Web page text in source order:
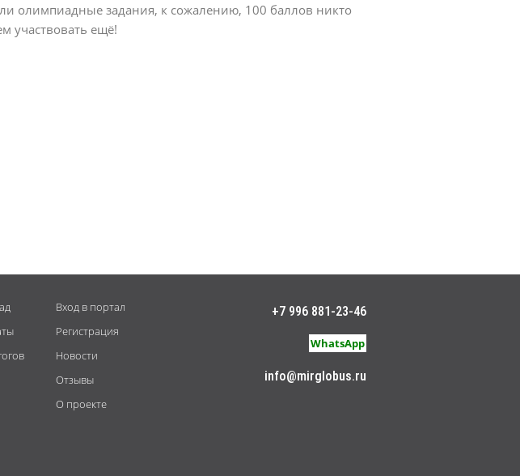
олимпиадные задания, к сожалению, 100 баллов никто
участвовать ещё!
Вход в портал
Регистрация
Новости
Отзывы
О проекте
+7 996 881-23-46
WhatsApp
info@mirglobus.ru